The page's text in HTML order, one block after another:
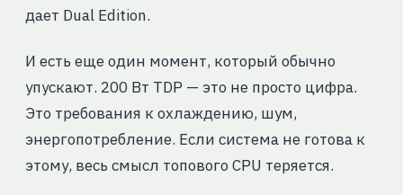
дает Dual Edition.
И есть еще один момент, который обычно
упускают. 200 Вт TDP — это не просто цифра.
Это требования к охлаждению, шум,
энергопотребление. Если система не готова к
этому, весь смысл топового CPU теряется.